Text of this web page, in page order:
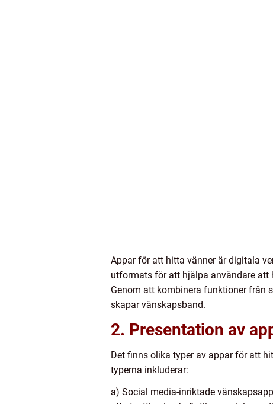
Appar för att hitta vänner är digitala
utformats för att hjälpa användare att
Genom att kombinera funktioner från
skapar vänskapsband.
2. Presentation av
Det finns olika typer av appar för att
typerna inkluderar:
a) Social media-inriktade